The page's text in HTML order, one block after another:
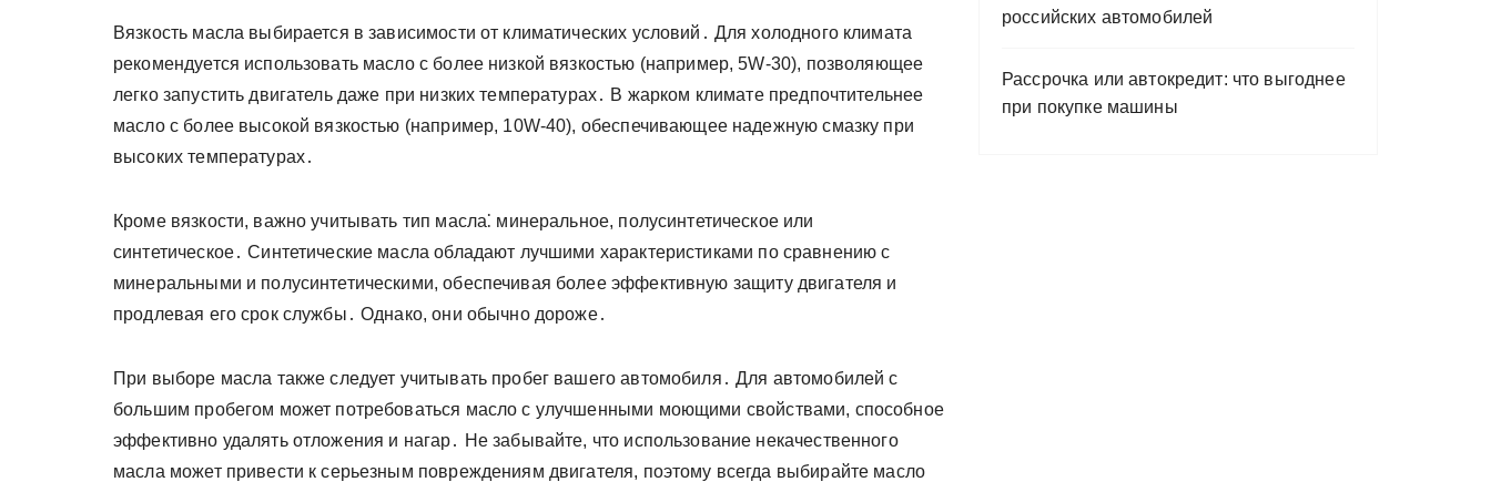
Вязкость масла выбирается в зависимости от климатических условий․ Для холодного климата
рекомендуется использовать масло с более низкой вязкостью (например, 5W-30), позволяющее
легко запустить двигатель даже при низких температурах․ В жарком климате предпочтительнее
масло с более высокой вязкостью (например, 10W-40), обеспечивающее надежную смазку при
высоких температурах․
Кроме вязкости, важно учитывать тип масла⁚ минеральное, полусинтетическое или
синтетическое․ Синтетические масла обладают лучшими характеристиками по сравнению с
минеральными и полусинтетическими, обеспечивая более эффективную защиту двигателя и
продлевая его срок службы․ Однако, они обычно дороже․
При выборе масла также следует учитывать пробег вашего автомобиля․ Для автомобилей с
большим пробегом может потребоваться масло с улучшенными моющими свойствами, способное
эффективно удалять отложения и нагар․ Не забывайте, что использование некачественного
масла может привести к серьезным повреждениям двигателя, поэтому всегда выбирайте масло
российских автомобилей
Рассрочка или автокредит: что выгоднее
при покупке машины